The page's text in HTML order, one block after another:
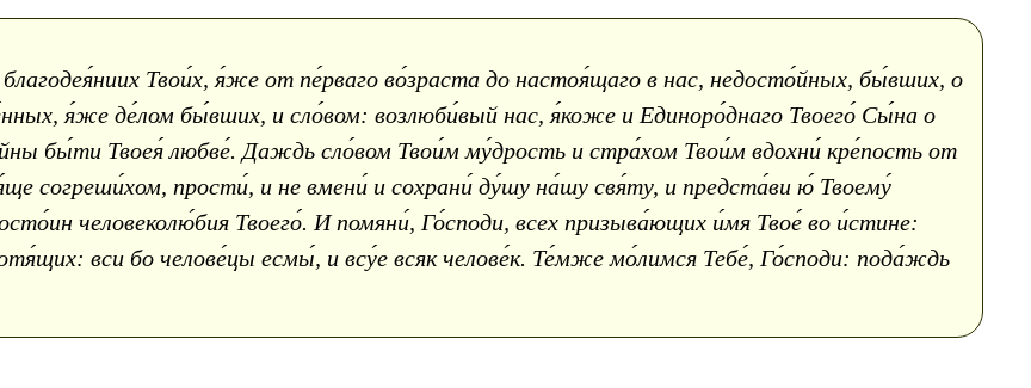
Твои́х, я́же от пе́рваго во́зраста до настоя́щаго в нас, недосто́йных, бы́вших, о
я́же де́лом бы́вших, и сло́вом: возлюби́вый нас, я́коже и Единоро́днаго Твоего́ Сы́на о
бы́ти Твоея́ любве́. Даждь сло́вом Твои́м му́дрость и стра́хом Твои́м вдохни́ кре́пость от
согреши́хом, прости́, и не вмени́ и сохрани́ ду́шу на́шу свя́ту, и предста́ви ю́ Твоему́
человеколю́бия Твоего́. И помяни́, Го́споди, всех призыва́ющих и́мя Твое́ во и́стине:
вси бо челове́цы есмы́, и всу́е всяк челове́к. Те́мже мо́лимся Тебе́, Го́споди: пода́ждь